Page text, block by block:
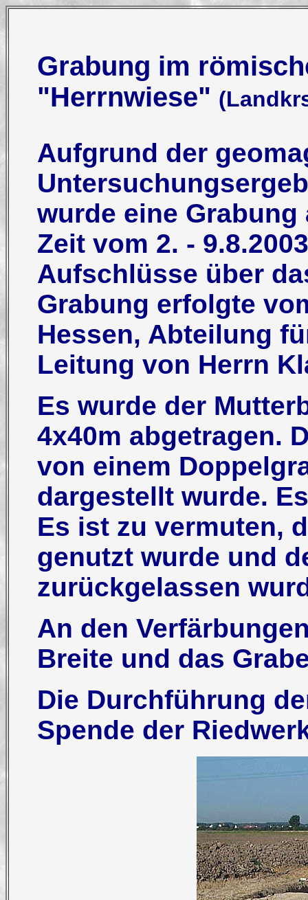
Grabung im
"Herrnwiese"
Aufgrund der
wurde eine
Zeit vom 2. -
Aufschlüsse über
Grabung erfolgte
Hessen, Abteilung
Leitung von Herrn
Es wurde der
4x40m abgetragen.
von einem
dargestellt wurde.
Es ist zu vermuten,
genutzt wurde und
zurückgelassen
An den
Breite und das
Die Durchführung
Spende der